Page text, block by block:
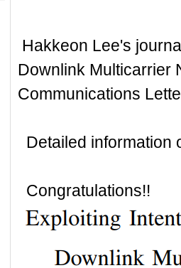
Hakkeon Lee's
Downlink Multicarrier
Communications
Detailed information
Congratulations!!